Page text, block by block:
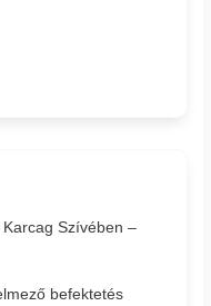
Szívében –
befektetés